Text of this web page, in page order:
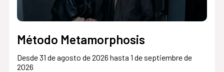
Método Metamorphosis
Desde 31 de agosto de 2026 hasta 1 de septiembre de
2026